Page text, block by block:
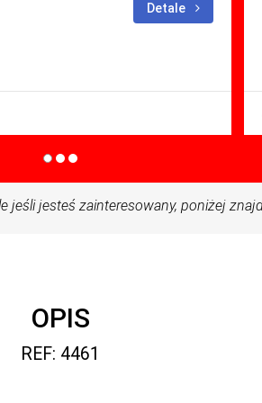
Detale
jeśli jesteś zainteresowany, poniżej
OPIS
REF: 4461